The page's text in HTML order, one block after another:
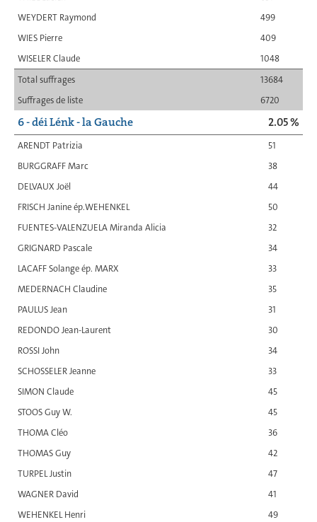
WEYDERT Raymond
499
WIES Pierre
409
WISELER Claude
1048
Total suffrages
13684
Suffrages de liste
6720
6 - déi Lénk - la Gauche 2.05 %
ARENDT Patrizia
51
BURGGRAFF Marc
38
DELVAUX Joël
44
FRISCH Janine ép.WEHENKEL
50
FUENTES-VALENZUELA Miranda Alicia
32
GRIGNARD Pascale
34
LACAFF Solange ép. MARX
33
MEDERNACH Claudine
35
PAULUS Jean
31
REDONDO Jean-Laurent
30
ROSSI John
34
SCHOSSELER Jeanne
33
SIMON Claude
45
STOOS Guy W.
45
THOMA Cléo
36
THOMAS Guy
42
TURPEL Justin
47
WAGNER David
41
WEHENKEL Henri
49